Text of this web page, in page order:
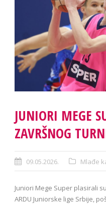
JUNIORI MEGE
ZAVRŠNOG
09.05.2026. Mlađe
Juniori Mege Super plasirali
ARDU Juniorske lige Srbije,